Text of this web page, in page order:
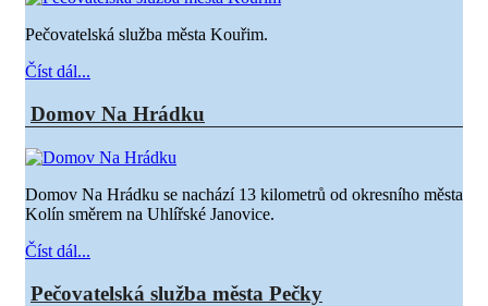
Pečovatelská služba města Kouřim.
Číst dál...
Domov Na Hrádku
Domov Na Hrádku se nachází 13 kilometrů od okresního města
Kolín směrem na Uhlířské Janovice.
Číst dál...
Pečovatelská služba města Pečky